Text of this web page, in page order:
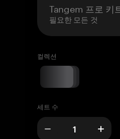
Tangem 프로 키
필요한 모든 것
컬렉션
세트 수